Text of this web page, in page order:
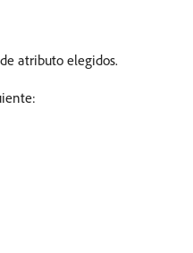
atributo elegidos.